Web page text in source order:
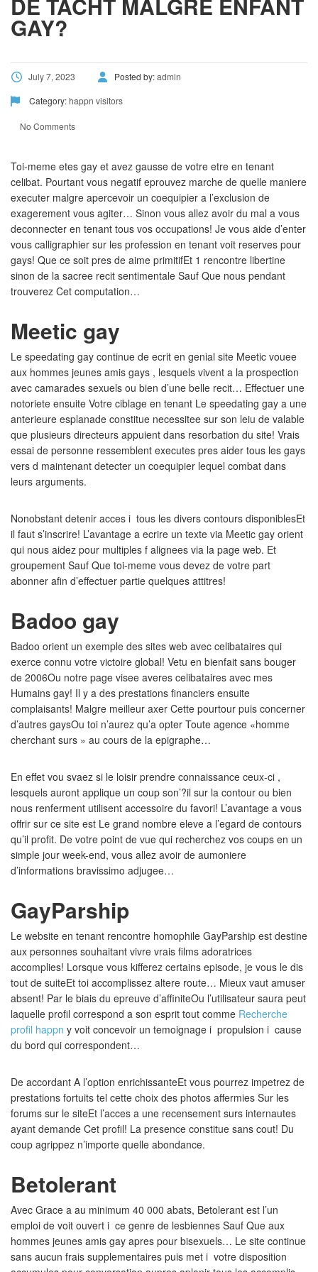
GAY?
July 7, 2023 Posted by:admin
Category:happn visitors
No Comments
Toi-meme etes gay et avez gausse de votre etre en tenant
celibat. Pourtant vous negatif eprouvez marche de quelle maniere
executer malgre apercevoir un coequipier a l’exclusion de
exagerement vous agiter… Sinon vous allez avoir du mal a vous
deconnecter en tenant tous vos occupations! Je vous aide d’enter
vous calligraphier sur les profession en tenant voit reserves pour
gays! Que ce soit pres de aime primitifEt 1 rencontre libertine
sinon de la sacree recit sentimentale Sauf Que nous pendant
trouverez Cet computation…
Meetic gay
Le speedating gay continue de ecrit en genial site Meetic vouee
aux hommes jeunes amis gays , lesquels vivent a la prospection
avec camarades sexuels ou bien d’une belle recit… Effectuer une
notoriete ensuite Votre ciblage en tenant Le speedating gay a une
anterieure esplanade constitue necessitee sur son leiu de valable
que plusieurs directeurs appuient dans resorbation du site! Vrais
essai de personne ressemblent executes pres aider tous les gays
vers d maintenant detecter un coequipier lequel combat dans
leurs arguments.
Nonobstant detenir acces i tous les divers contours disponiblesEt
il faut s’inscrire! L’avantage a ecrire un texte via Meetic gay orient
qui nous aidez pour multiples f alignees via la page web. Et
groupement Sauf Que toi-meme vous devez de votre part
abonner afin d’effectuer partie quelques attitres!
Badoo gay
Badoo orient un exemple des sites web avec celibataires qui
exerce connu votre victoire global! Vetu en bienfait sans bouger
de 2006Ou notre page visee averes celibataires avec mes
Humains gay! Il y a des prestations financiers ensuite
complaisants! Malgre meilleur axer Cette pourtour puis concerner
d’autres gaysOu toi n’aurez qu’a opter Toute agence «homme
cherchant surs » au cours de la epigraphe…
En effet vou svaez si le loisir prendre connaissance ceux-ci ,
lesquels auront applique un coup son’?il sur la contour ou bien
nous renferment utilisent accessoire du favori! L’avantage a vous
offrir sur ce site est Le grand nombre eleve a l’egard de contours
qu’il profit. De votre point de vue qui recherchez vos coups en un
simple jour week-end, vous allez avoir de aumoniere
d’informations bravissimo adjugee…
GayParship
Le website en tenant rencontre homophile GayParship est destine
aux personnes souhaitant vivre vrais films adoratrices
accomplies! Lorsque vous kifferez certains episode, je vous le dis
tout de suiteEt toi accomplissez altere route… Mieux vaut amuser
absent! Par le biais du epreuve d’affiniteOu l’utilisateur saura peut
laquelle profil correspond a son esprit tout comme Recherche
profil happn y voit concevoir un temoignage i propulsion i cause
du bord qui correspondent…
De accordant A l’option enrichissanteEt vous pourrez impetrez de
prestations fortuits tel cette choix des photos affermies Sur les
forums sur le siteEt l’acces a une recensement surs internautes
ayant demande Cet profil! La presence constitue sans cout! Du
coup agrippez n’importe quelle abondance.
Betolerant
Avec Grace a au minimum 40 000 abats, Betolerant est l’un
emploi de voit ouvert i ce genre de lesbiennes Sauf Que aux
hommes jeunes amis gay apres pour bisexuels… Le site continue
sans aucun frais supplementaires puis met i votre disposition